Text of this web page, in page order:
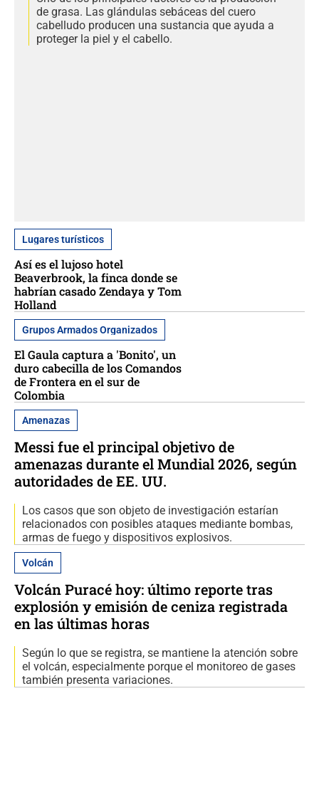
de grasa. Las glándulas sebáceas del cuero
cabelludo producen una sustancia que ayuda a
proteger la piel y el cabello.
Lugares turísticos
Así es el lujoso hotel
Beaverbrook, la finca donde se
habrían casado Zendaya y Tom
Holland
Grupos Armados Organizados
El Gaula captura a 'Bonito', un
duro cabecilla de los Comandos
de Frontera en el sur de
Colombia
Amenazas
Messi fue el principal objetivo de
amenazas durante el Mundial 2026, según
autoridades de EE. UU.
Los casos que son objeto de investigación estarían
relacionados con posibles ataques mediante bombas,
armas de fuego y dispositivos explosivos.
Volcán
Volcán Puracé hoy: último reporte tras
explosión y emisión de ceniza registrada
en las últimas horas
Según lo que se registra, se mantiene la atención sobre
el volcán, especialmente porque el monitoreo de gases
también presenta variaciones.